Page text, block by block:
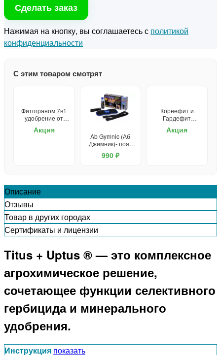
Сделать заказ
Нажимая на кнопку, вы соглашаетесь с политикой
конфиденциальности
С этим товаром смотрят
Фитограном 7в1
удобрение от
Акция
Ab Gymnic (Аб
Джимник)- пояс
для похудения
990 ₽
Корнефит и
Гардефит
Акция
Описание
Отзывы
Товар в других городах
Сертификаты и лицензии
Titus + Uptus ® — это комплексное
агрохимическое решение,
сочетающее функции селективного
гербицида и минерального
удобрения.
Инструкция показать